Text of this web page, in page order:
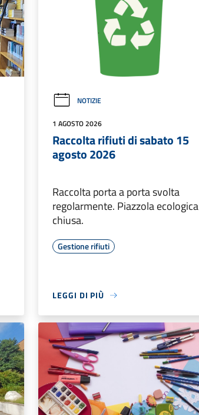
NOTIZIE
1 AGOSTO 2026
Raccolta rifiuti di sabato 15
agosto 2026
Raccolta porta a porta svolta
regolarmente. Piazzola ecologica
chiusa.
Gestione rifiuti
LEGGI DI PIÙ